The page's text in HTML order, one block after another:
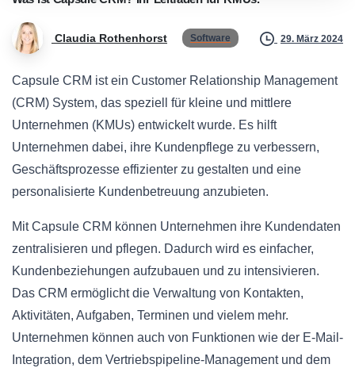
Claudia Rothenhorst Software 29. März 2024
Capsule CRM ist ein Customer Relationship Management
(CRM) System, das speziell für kleine und mittlere
Unternehmen (KMUs) entwickelt wurde. Es hilft
Unternehmen dabei, ihre Kundenpflege zu verbessern,
Geschäftsprozesse effizienter zu gestalten und eine
personalisierte Kundenbetreuung anzubieten.
Mit Capsule CRM können Unternehmen ihre Kundendaten
zentralisieren und pflegen. Dadurch wird es einfacher,
Kundenbeziehungen aufzubauen und zu intensivieren.
Das CRM ermöglicht die Verwaltung von Kontakten,
Aktivitäten, Aufgaben, Terminen und vielem mehr.
Unternehmen können auch von Funktionen wie der E-Mail-
Integration, dem Vertriebspipeline-Management und dem